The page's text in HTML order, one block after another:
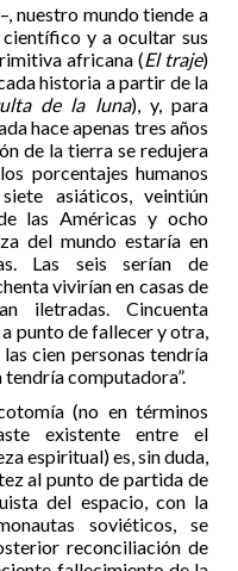
nuestro mundo tiende a
y a ocultar sus
africana (El traje)
historia a partir de la
de la luna), y, para
hace apenas tres años
de la tierra se redujera
porcentajes humanos
asiáticos, veintiún
las Américas y ocho
del mundo estaría en
Las seis serían de
vivirían en casas de
iletradas. Cincuenta
punto de fallecer y otra,
cien personas tendría
computadora”.
(no en términos
existente entre el
espiritual) es, sin duda,
al punto de partida de
del espacio, con la
soviéticos, se
reconciliación de